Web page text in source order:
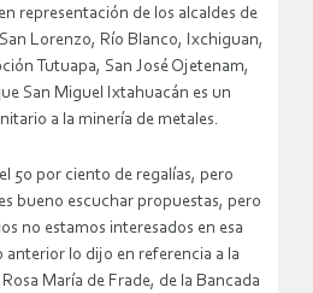
representación de los alcaldes de
Lorenzo, Río Blanco, Ixchiguan,
Tutuapa, San José Ojetenam,
San Miguel Ixtahuacán es un
a la minería de metales.
50 por ciento de regalías, pero
bueno escuchar propuestas, pero
no estamos interesados en esa
anterior lo dijo en referencia a la
María de Frade, de la Bancada